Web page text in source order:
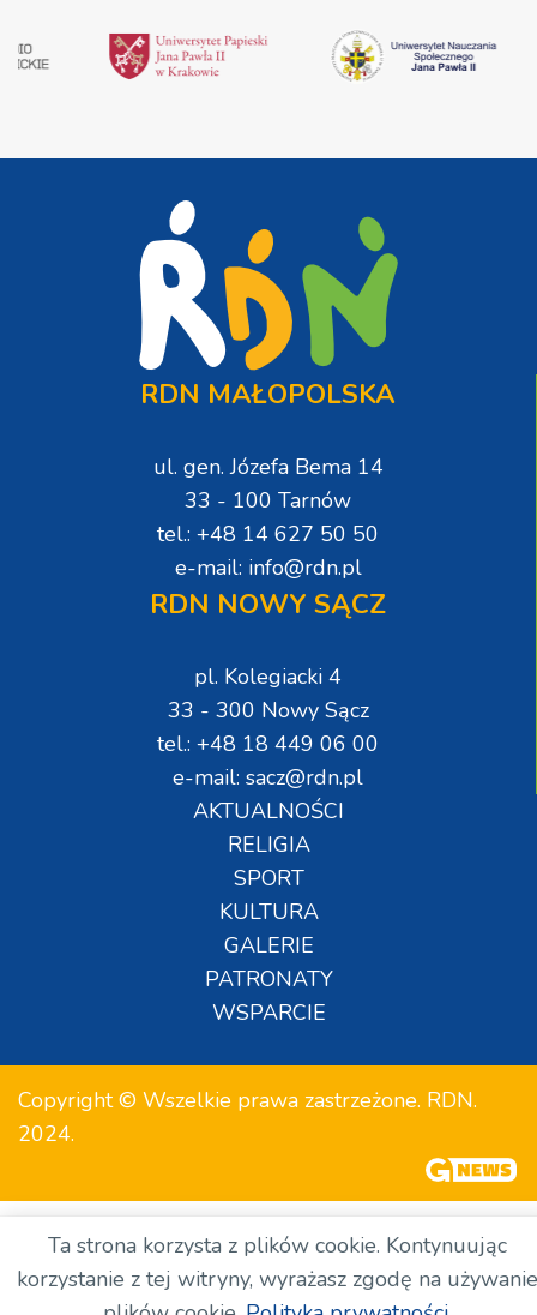
RDN MAŁOPOLSKA
ul. gen. Józefa Bema 14
33 - 100 Tarnów
tel.: +48 14 627 50 50
e-mail: info@rdn.pl
RDN NOWY SĄCZ
pl. Kolegiacki 4
33 - 300 Nowy Sącz
tel.: +48 18 449 06 00
e-mail: sacz@rdn.pl
AKTUALNOŚCI
RELIGIA
SPORT
KULTURA
GALERIE
PATRONATY
WSPARCIE
Copyright © Wszelkie prawa zastrzeżone. RDN.
2024.
Ta strona korzysta z plików cookie. Kontynuując
korzystanie z tej witryny, wyrażasz zgodę na używanie